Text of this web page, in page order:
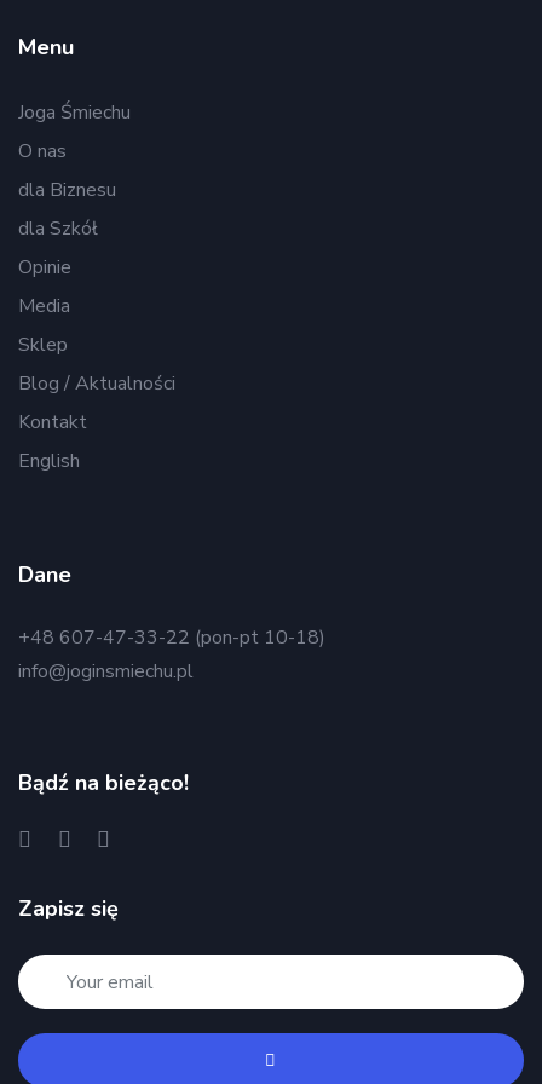
Menu
Joga Śmiechu
O nas
dla Biznesu
dla Szkół
Opinie
Media
Sklep
Blog / Aktualności
Kontakt
English
Dane
+48 607-47-33-22 (pon-pt 10-18)
info@joginsmiechu.pl
Bądź na bieżąco!
Zapisz się